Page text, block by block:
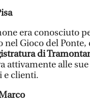
era conosciuto
nel Gioco del Ponte,
di
attivamente alle
e clienti.